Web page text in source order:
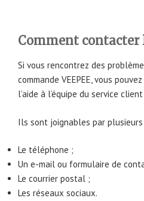
Comment contacter
Si vous rencontrez des
commande VEEPEE, vous
l’aide à l’équipe du service client
Ils sont joignables par
Le téléphone ;
Un e-mail ou formulaire de
Le courrier postal ;
Les réseaux sociaux.